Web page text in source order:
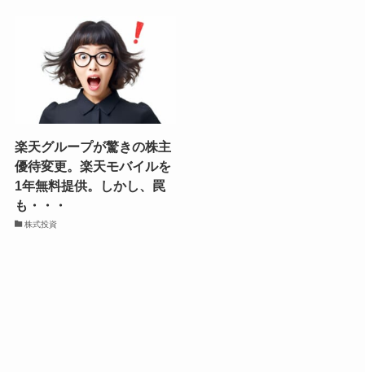
楽天グループが驚きの株主
優待変更。楽天モバイルを
1年無料提供。しかし、罠
も・・・
株式投資